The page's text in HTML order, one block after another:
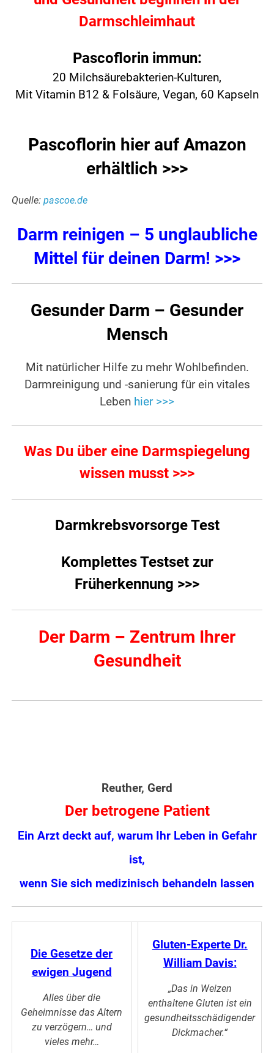
Darmschleimhaut
Pascoflorin immun:
20 Milchsäurebakterien-Kulturen,
Mit Vitamin B12 & Folsäure, Vegan, 60 Kapseln
Pascoflorin hier auf Amazon
erhältlich >>>
Quelle:pascoe.de
Darm reinigen – 5 unglaubliche
Mittel für deinen Darm! >>>
Gesunder Darm – Gesunder
Mensch
Mit natürlicher Hilfe zu mehr Wohlbefinden.
Darmreinigung und -sanierung für ein vitales
Leben hier >>>
Was Du über eine Darmspiegelung
wissen musst >>>
Darmkrebsvorsorge Test
Komplettes Testset zur
Früherkennung >>>
Der Darm – Zentrum Ihrer
Gesundheit
Reuther, Gerd
Der betrogene Patient
Ein Arzt deckt auf, warum Ihr Leben in Gefahr
ist,
wenn Sie sich medizinisch behandeln lassen
Die Gesetze der
ewigen Jugend
Alles über die
Geheimnisse das Altern
zu verzögern… und
vieles mehr…
Gluten-Experte Dr.
William Davis:
„Das in Weizen
enthaltene Gluten ist ein
gesundheitsschädigender
Dickmacher.“